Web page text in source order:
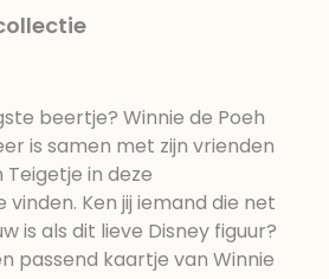
beertje? Winnie de Poeh
is samen met zijn vrienden
in deze
Ken jij iemand die net
is als dit lieve Disney figuur?
passend kaartje van Winnie